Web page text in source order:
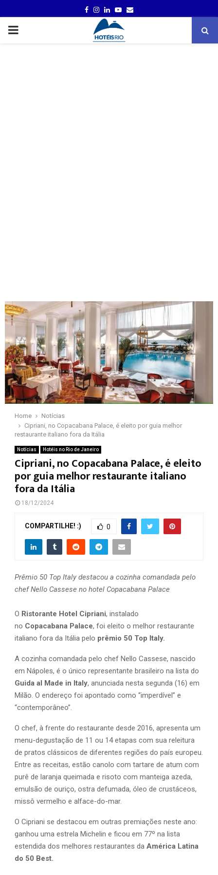
FACEBOOK
INSTAGRAM
LINKEDINYOUTUBE
EMAIL
PRIMARY
Home
Notícias
Cipriani, no Copacabana Palace, é eleito por guia melhor
restaurante italiano fora da Itália
Notícias Hotéis no Rio de Janeiro
Cipriani, no Copacabana Palace, é eleito
por guia melhor restaurante italiano
fora da Itália
18/12/2024
COMPARTILHE! :) 0
Prêmio 50 Top Italy destacou a cozinha comandada pelo
chef Nello Cassese no hotel Copacabana Palace
O Ristorante Hotel Cipriani, instalado
no Copacabana Palace, foi eleito o melhor restaurante
italiano fora da Itália pelo prêmio 50 Top Italy.
A cozinha comandada pelo chef Nello Cassese, nascido
em Nápoles, é o único representante brasileiro na lista do
Guida al Made in Italy, anunciada nesta segunda (16) em
Milão. O endereço foi apontado como “imperdível” e
“contemporâneo”.
O chef, à frente do restaurante desde 2016, apresenta um
menu-degustação de 11 ou 14 etapas com sua releitura
de pratos clássicos de diferentes regiões do país europeu.
Entre as receitas, estão canolo com tartare de atum com
purê de laranja queimada e risoto com manteiga azeda,
emulsão de ouriço, ostra defumada, óleo de crustáceos,
missô vermelho e alface-do-mar.
O Cipriani se destacou em outras premiações neste ano:
ganhou uma estrela Michelin e ficou em 77º na lista
estendida dos melhores restaurantes da América Latina
do 50 Best.